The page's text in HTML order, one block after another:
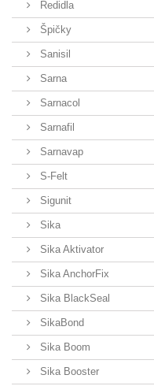
Ředidla
Špičky
Sanisil
Sarna
Sarnacol
Sarnafil
Sarnavap
S-Felt
Sigunit
Sika
Sika Aktivator
Sika AnchorFix
Sika BlackSeal
SikaBond
Sika Boom
Sika Booster